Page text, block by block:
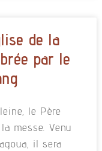
de la
par le
le Père
messe. Venu
il sera